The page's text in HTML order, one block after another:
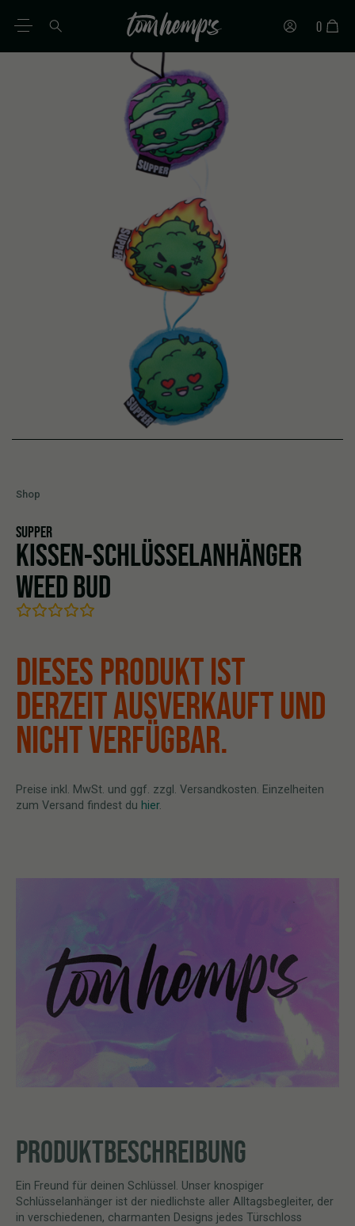
FR
0
Shop
SUPPER
KISSEN-SCHLÜSSELANHÄNGER
WEED BUD
DIESES PRODUKT IST
DERZEIT AUSVERKAUFT UND
NICHT VERFÜGBAR.
Preise inkl. MwSt. und ggf. zzgl. Versandkosten. Einzelheiten
zum Versand findest du hier.
PRODUKTBESCHREIBUNG
Ein Freund für deinen Schlüssel. Unser knospiger
Schlüsselanhänger ist der niedlichste aller Alltagsbegleiter, der
in verschiedenen, charmanten Designs jedes Türschloss